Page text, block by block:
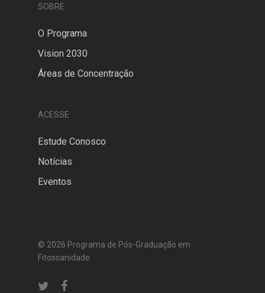
SOBRE
O Programa
Vision 2030
Áreas de Concentração
ACESSE
Estude Conosco
Notícias
Eventos
© 2026 Programa de Pós-Graduação em
Fitossanidade.
twitterfacebook